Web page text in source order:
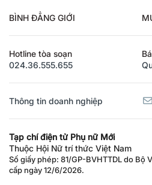
BÌNH ĐẲNG GIỚI
Hotline tòa soạn
024.36.555.655
Thông tin doanh nghiệp
Tạp chí điện tử Phụ nữ Mới
Thuộc Hội Nữ trí thức Việt Nam
Số giấy phép: 81/GP-BVHTTDL do Bộ
cấp ngày 12/6/2026.